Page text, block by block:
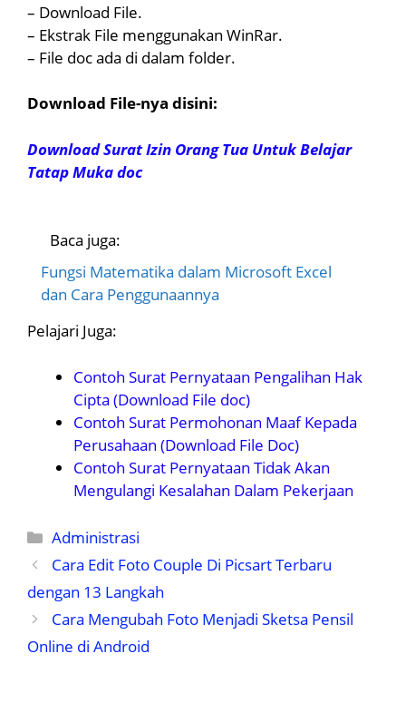
– Download File.
– Ekstrak File menggunakan WinRar.
– File doc ada di dalam folder.
Download File-nya disini:
Download Surat Izin Orang Tua Untuk Belajar
Tatap Muka doc
Baca juga:
Fungsi Matematika dalam Microsoft Excel
dan Cara Penggunaannya
Pelajari Juga:
Contoh Surat Pernyataan Pengalihan Hak
Cipta (Download File doc)
Contoh Surat Permohonan Maaf Kepada
Perusahaan (Download File Doc)
Contoh Surat Pernyataan Tidak Akan
Mengulangi Kesalahan Dalam Pekerjaan
Kategori
Administrasi
Cara Edit Foto Couple Di Picsart Terbaru
dengan 13 Langkah
Cara Mengubah Foto Menjadi Sketsa Pensil
Online di Android